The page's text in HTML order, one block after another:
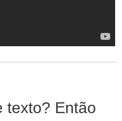
texto? Então